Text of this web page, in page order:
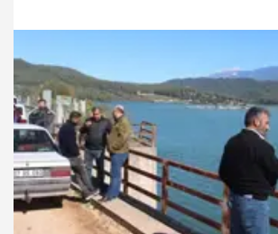
25.02.2026 Ekonomi